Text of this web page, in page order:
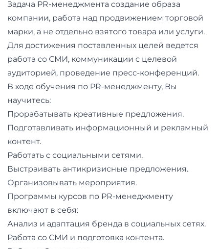
Задача PR-менеджмента создание образа
компании, работа над продвижением торговой
марки, а не отдельно взятого товара или услуги.
Для достижения поставленных целей ведется
работа со СМИ, коммуникации с целевой
аудиторией, проведение пресс-конференций.
В ходе обучения по PR-менеджменту, Вы
научитесь:
Прорабатывать креативные предложения.
Подготавливать информационный и рекламный
контент.
Работать с социальными сетями.
Выстраивать антикризисные предложения.
Организовывать мероприятия.
Программы курсов по PR-менеджменту
включают в себя:
Анализ и адаптация бренда в социальных сетях.
Работа со СМИ и подготовка контента.